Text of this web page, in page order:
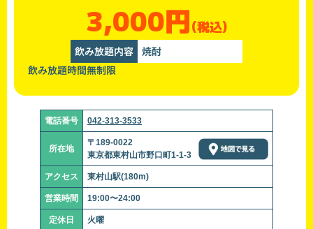
3,000円(税込)
飲み放題内容 焼酎
飲み放題時間無制限
電話番号 042-313-3533
所在地
〒189-0022
東京都東村山市野口町1-1-3
アクセス 東村山駅(180m)
営業時間 19:00〜24:00
定休日 火曜